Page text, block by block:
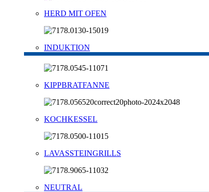
HERD MIT OFEN
INDUKTION
KIPPBRATFANNE
KOCHKESSEL
LAVASSTEINGRILLS
NEUTRAL